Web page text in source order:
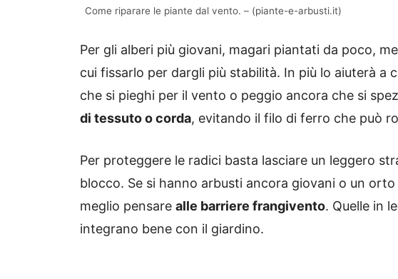
Come riparare le piante dal vento. – (piante-e-arbusti.it)
Per gli alberi più giovani, magari piantati da poco,
cui fissarlo per dargli più stabilità. In più lo aiuterà a
che si pieghi per il vento o peggio ancora che si
di tessuto o corda, evitando il filo di ferro che può
Per proteggere le radici basta lasciare un leggero
blocco. Se si hanno arbusti ancora giovani o un
meglio pensare alle barriere frangivento. Quelle in
integrano bene con il giardino.